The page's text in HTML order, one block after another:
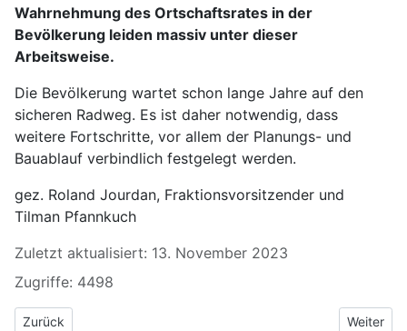
Wahrnehmung des Ortschaftsrates in der
Bevölkerung leiden massiv unter dieser
Arbeitsweise.
Die Bevölkerung wartet schon lange Jahre auf den
sicheren Radweg. Es ist daher notwendig, dass
weitere Fortschritte, vor allem der Planungs- und
Bauablauf verbindlich festgelegt werden.
gez. Roland Jourdan, Fraktionsvorsitzender und
Tilman Pfannkuch
Zuletzt aktualisiert: 13. November 2023
Zugriffe: 4498
Vorheriger Beitrag: Antrag ÖPNV-Kurzstreckentarif-
Zurück Nächster
Weiter